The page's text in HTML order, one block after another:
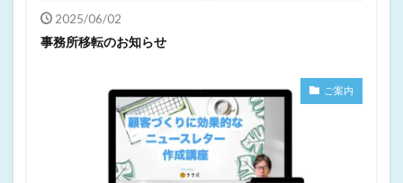
2025/06/02
事務所移転のお知らせ
ご案内